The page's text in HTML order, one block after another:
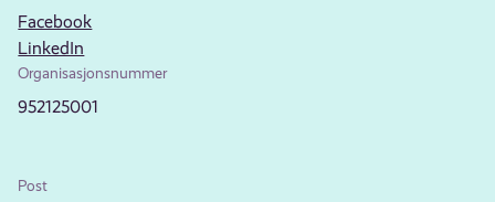
Facebook
LinkedIn
Organisasjonsnummer
952125001
Post